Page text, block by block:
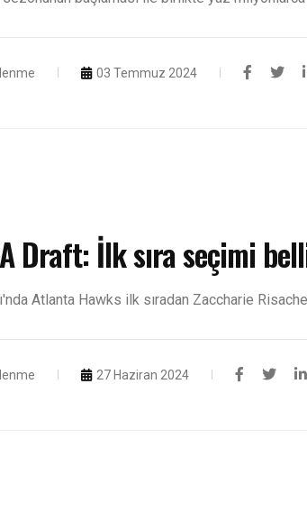
03 Temmuz 2024
Draft: İlk sıra seçimi
Atlanta Hawks ilk sıradan Zaccharie
27 Haziran 2024